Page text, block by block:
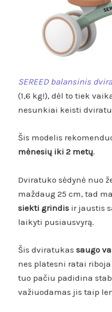
SEREED balansinis
(1,6 kg!), dėl to tiek
nesunkiai keisti
Šis modelis
mėnesių iki 2 metų.
Dviratuko sėdynė nuo
maždaug 25 cm, tad
siekti grindis ir jaustis
laikyti pusiausvyrą.
Šis dviratukassaugo
nes platesni ratai
tuo pačiu padidina
važiuodamas jis taip